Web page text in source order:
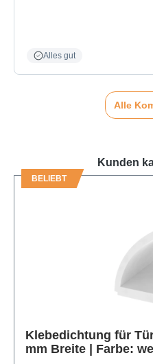
Alles gut
Alle
Kunden
BELIEBT
Klebedichtung für
mm Breite | Farbe: